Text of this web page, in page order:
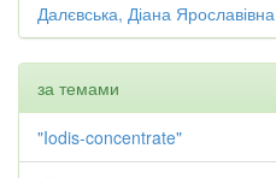
Далєвська, Діана Ярославівна
за темами
"Iodis-concentrate"